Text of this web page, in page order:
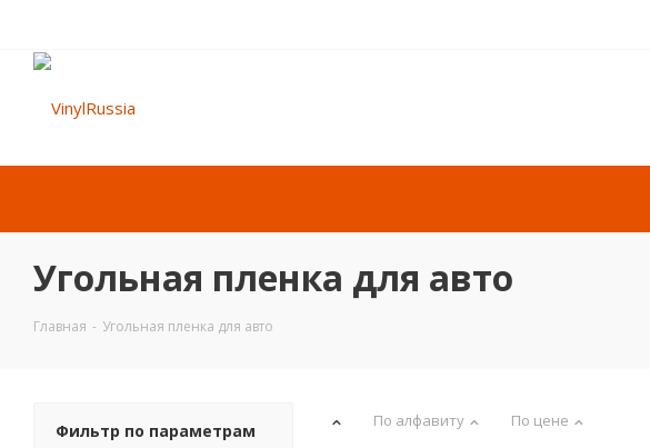
Угольная пленка для авто
Главная - Угольная пленка для авто
По алфавиту По цене
Фильтр по параметрам